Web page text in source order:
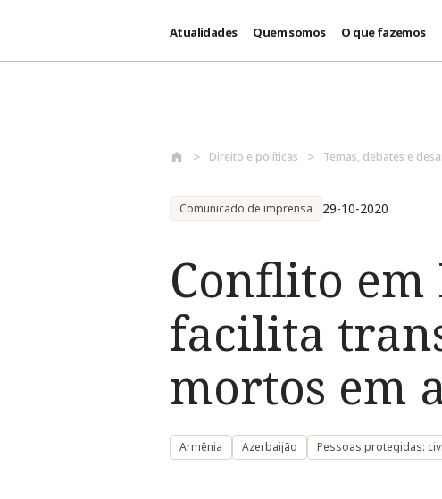
Atualidades Quem somos O que fazemos
Direito e políticas Temas, debates e
Comunicado de imprensa 29-10-2020
Conflito em
facilita
mortos em
Armênia Azerbaijão Pessoas protegidas: